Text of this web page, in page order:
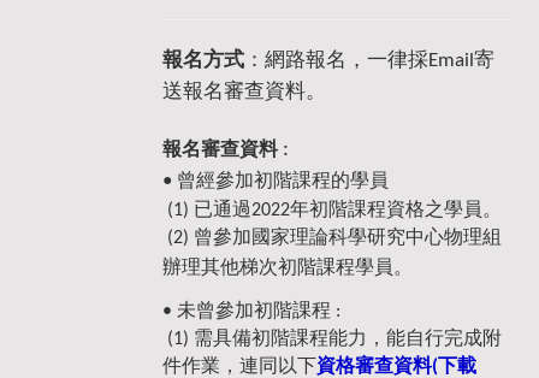
報名方式 ：網路報名，一律採Email寄
送報名審查資料。
報名審查資料:
• 曾經參加初階課程的學員
(1) 已通過2022年初階課程資格之學員。
(2) 曾參加國家理論科學研究中心物理組
辦理其他梯次初階課程學員。
• 未曾參加初階課程 :
(1) 需具備初階課程能力，能自行完成附
件作業，連同以下資格審查資料(下載